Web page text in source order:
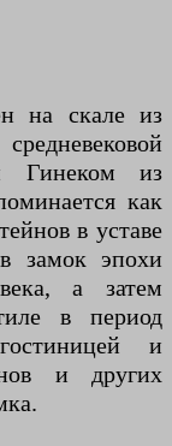
на скале из
Гинеком из
как
в уставе
замок эпохи
а затем
в период
и
и других